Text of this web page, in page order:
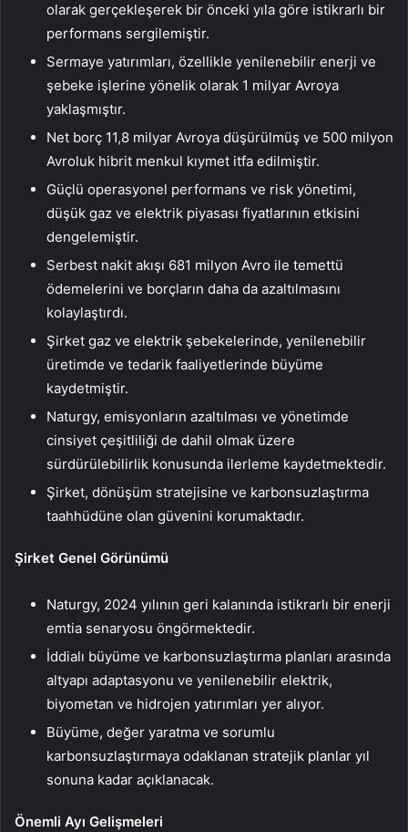
olarak gerçekleşerek bir önceki yıla göre istikrarlı bir
performans sergilemiştir.
Sermaye yatırımları, özellikle yenilenebilir enerji ve
şebeke işlerine yönelik olarak 1 milyar Avroya
yaklaşmıştır.
Net borç 11,8 milyar Avroya düşürülmüş ve 500 milyon
Avroluk hibrit menkul kıymet itfa edilmiştir.
Güçlü operasyonel performans ve risk yönetimi,
düşük gaz ve elektrik piyasası fiyatlarının etkisini
dengelemiştir.
Serbest nakit akışı 681 milyon Avro ile temettü
ödemelerini ve borçların daha da azaltılmasını
kolaylaştırdı.
Şirket gaz ve elektrik şebekelerinde, yenilenebilir
üretimde ve tedarik faaliyetlerinde büyüme
kaydetmiştir.
Naturgy, emisyonların azaltılması ve yönetimde
cinsiyet çeşitliliği de dahil olmak üzere
sürdürülebilirlik konusunda ilerleme kaydetmektedir.
Şirket, dönüşüm stratejisine ve karbonsuzlaştırma
taahhüdüne olan güvenini korumaktadır.
Şirket Genel Görünümü
Naturgy, 2024 yılının geri kalanında istikrarlı bir enerji
emtia senaryosu öngörmektedir.
İddialı büyüme ve karbonsuzlaştırma planları arasında
altyapı adaptasyonu ve yenilenebilir elektrik,
biyometan ve hidrojen yatırımları yer alıyor.
Büyüme, değer yaratma ve sorumlu
karbonsuzlaştırmaya odaklanan stratejik planlar yıl
sonuna kadar açıklanacak.
Önemli Ayı Gelişmeleri